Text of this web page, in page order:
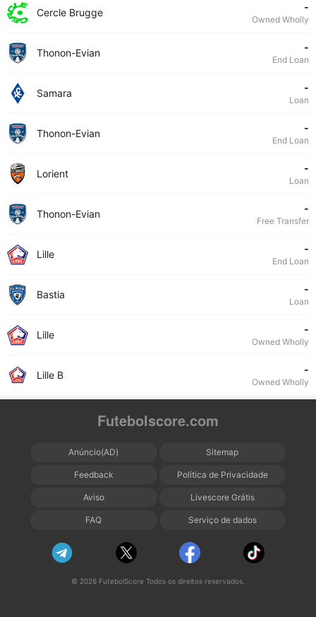
Cercle Brugge -
Owned Wholly
Thonon-Evian -
End Loan
Samara -
Loan
Thonon-Evian -
End Loan
Lorient -
Loan
Thonon-Evian -
Free Transfer
Lille -
End Loan
Bastia -
Loan
Lille -
Owned Wholly
Lille B -
Owned Wholly
Futebolscore.com
Anúncio(AD) Sitemap
Feedback Política de Privacidade
Aviso Livescore Grátis
FAQ Serviço de dados
© 2026 FutebolScore Todos os direitos reservados.